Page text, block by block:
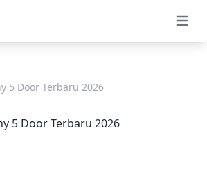
Open
5 Door Terbaru 2026
5 Door Terbaru 2026